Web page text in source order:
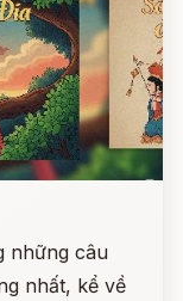
những câu
nhất, kể về